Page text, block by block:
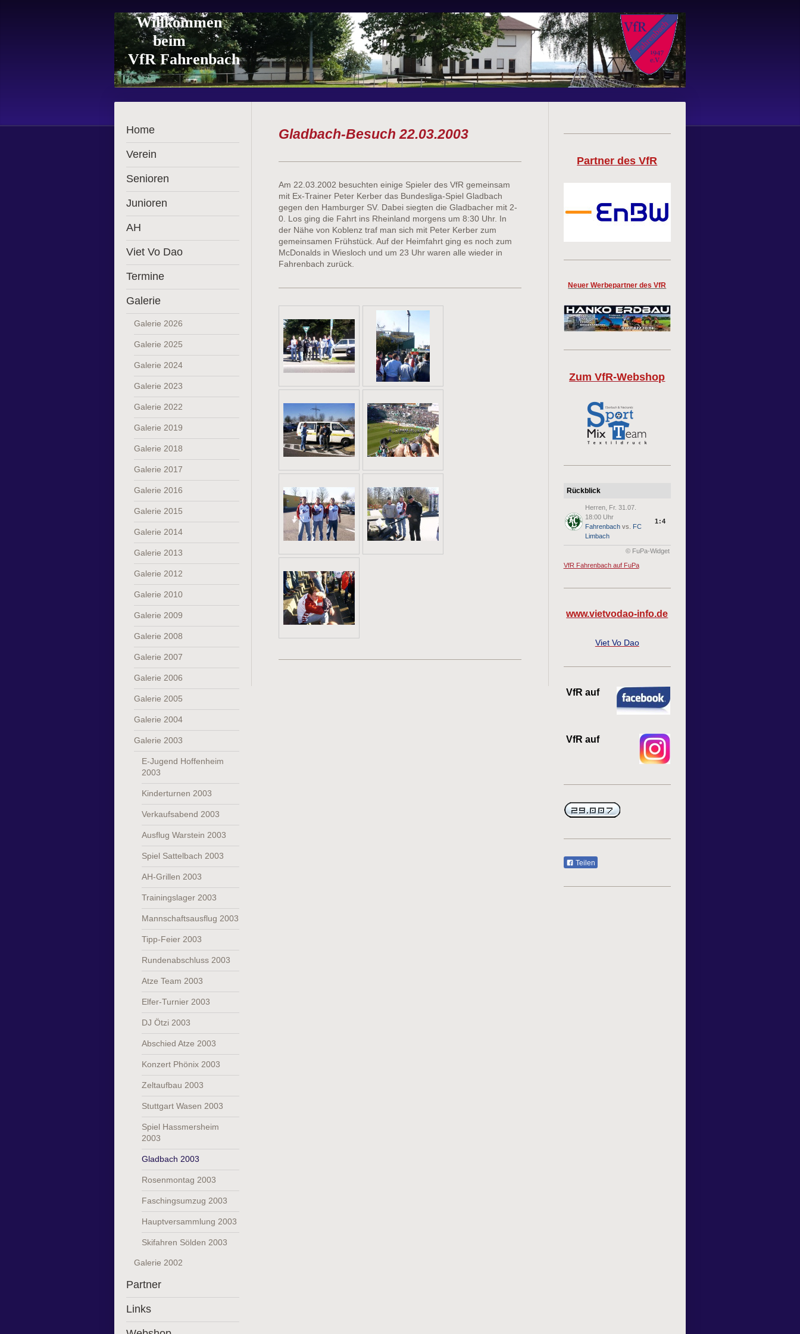
Willkommen
beim
VfR Fahrenbach
Home
Verein
Senioren
Junioren
AH
Viet Vo Dao
Termine
Galerie
Galerie 2026
Galerie 2025
Galerie 2024
Galerie 2023
Galerie 2022
Galerie 2019
Galerie 2018
Galerie 2017
Galerie 2016
Galerie 2015
Galerie 2014
Galerie 2013
Galerie 2012
Galerie 2010
Galerie 2009
Galerie 2008
Galerie 2007
Galerie 2006
Galerie 2005
Galerie 2004
Galerie 2003
E-Jugend Hoffenheim
2003
Kinderturnen 2003
Verkaufsabend 2003
Ausflug Warstein 2003
Spiel Sattelbach 2003
AH-Grillen 2003
Trainingslager 2003
Mannschaftsausflug 2003
Tipp-Feier 2003
Rundenabschluss 2003
Atze Team 2003
Elfer-Turnier 2003
DJ Ötzi 2003
Abschied Atze 2003
Konzert Phönix 2003
Zeltaufbau 2003
Stuttgart Wasen 2003
Spiel Hassmersheim
2003
Gladbach 2003
Rosenmontag 2003
Faschingsumzug 2003
Hauptversammlung 2003
Skifahren Sölden 2003
Galerie 2002
Partner
Links
Gladbach-Besuch 22.03.2003
Am 22.03.2002 besuchten einige Spieler des VfR gemeinsam
mit Ex-Trainer Peter Kerber das Bundesliga-Spiel Gladbach
gegen den Hamburger SV. Dabei siegten die Gladbacher mit 2-
0. Los ging die Fahrt ins Rheinland morgens um 8:30 Uhr. In
der Nähe von Koblenz traf man sich mit Peter Kerber zum
gemeinsamen Frühstück. Auf der Heimfahrt ging es noch zum
McDonalds in Wiesloch und um 23 Uhr waren alle wieder in
Fahrenbach zurück.
Partner des VfR
Neuer Werbepartner des VfR
Zum VfR-Webshop
Rückblick
Herren, Fr. 31.07.
18:00 Uhr
Fahrenbachvs.
FC
Limbach
1:4
© FuPa-Widget
VfR Fahrenbach auf FuPa
www.vietvodao-info.de
Viet Vo Dao
VfR auf
VfR auf
Teilen